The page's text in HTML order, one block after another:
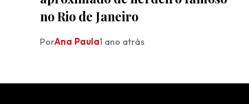
no Rio de Janeiro
PorAna Paula1 ano atrás